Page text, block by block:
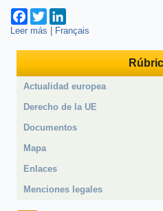
Facebook
Twitter
Leer más sobre ¿Que derechos para
Français
Actualidad europea
Derecho de la UE
Documentos
Mapa
Enlaces
Menciones legales